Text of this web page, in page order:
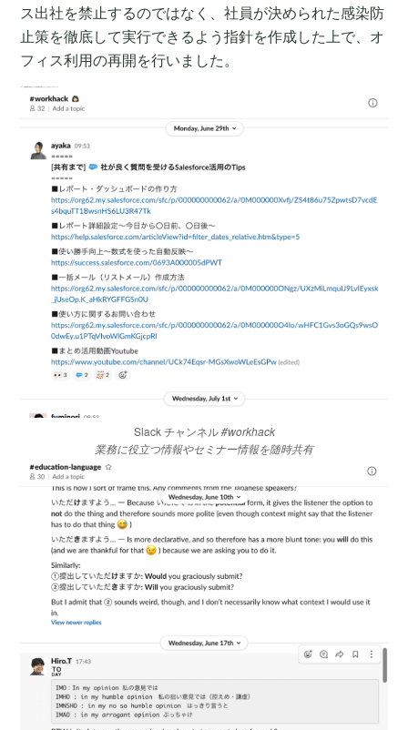
ス出社を禁止するのではなく、社員が決められた感染防
止策を徹底して実行できるよう指針を作成した上で、オ
フィス利用の再開を行いました。
Slack チャンネル#workhack
業務に役立つ情報やセミナー情報を随時共有